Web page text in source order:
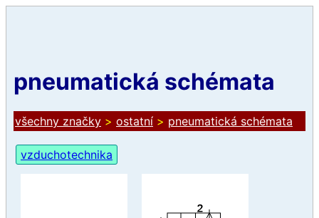
pneumatická schémata
všechny značky > ostatní > pneumatická schémata
vzduchotechnika